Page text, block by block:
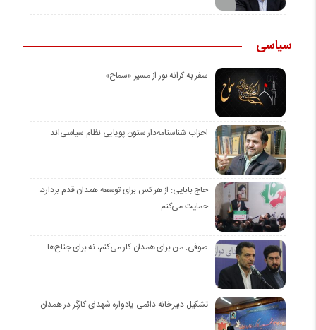
سیاسی
سفر به کرانه‌ نور از مسیرِ «سماح»
احزاب شناسنامه‌دار ستون پویایی نظام سیاسی‌اند
حاج بابایی: از هر کس برای توسعه همدان قدم بردارد،
حمایت می‌کنم
صوفی: من برای همدان کار می‌کنم، نه برای جناح‌ها
تشکیل دبیرخانه دائمی یادواره شهدای کارگر در همدان